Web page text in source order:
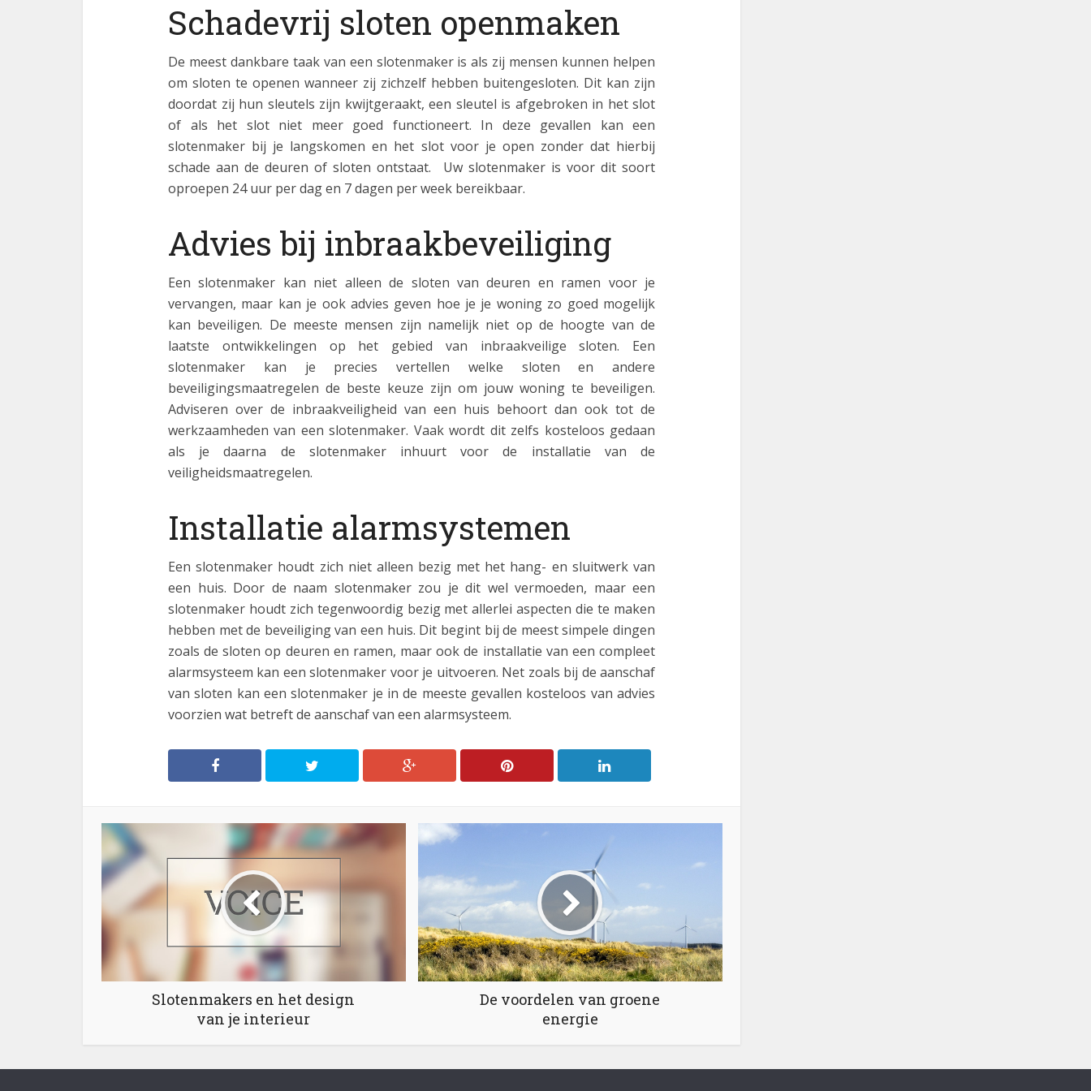
Schadevrij sloten openmaken
De meest dankbare taak van een slotenmaker is als zij mensen kunnen helpen
om sloten te openen wanneer zij zichzelf hebben buitengesloten. Dit kan zijn
doordat zij hun sleutels zijn kwijtgeraakt, een sleutel is afgebroken in het slot
of als het slot niet meer goed functioneert. In deze gevallen kan een
slotenmaker bij je langskomen en het slot voor je open zonder dat hierbij
schade aan de deuren of sloten ontstaat. Uw slotenmaker is voor dit soort
oproepen 24 uur per dag en 7 dagen per week bereikbaar.
Advies bij inbraakbeveiliging
Een slotenmaker kan niet alleen de sloten van deuren en ramen voor je
vervangen, maar kan je ook advies geven hoe je je woning zo goed mogelijk
kan beveiligen. De meeste mensen zijn namelijk niet op de hoogte van de
laatste ontwikkelingen op het gebied van inbraakveilige sloten. Een
slotenmaker kan je precies vertellen welke sloten en andere
beveiligingsmaatregelen de beste keuze zijn om jouw woning te beveiligen.
Adviseren over de inbraakveiligheid van een huis behoort dan ook tot de
werkzaamheden van een slotenmaker. Vaak wordt dit zelfs kosteloos gedaan
als je daarna de slotenmaker inhuurt voor de installatie van de
veiligheidsmaatregelen.
Installatie alarmsystemen
Een slotenmaker houdt zich niet alleen bezig met het hang- en sluitwerk van
een huis. Door de naam slotenmaker zou je dit wel vermoeden, maar een
slotenmaker houdt zich tegenwoordig bezig met allerlei aspecten die te maken
hebben met de beveiliging van een huis. Dit begint bij de meest simpele dingen
zoals de sloten op deuren en ramen, maar ook de installatie van een compleet
alarmsysteem kan een slotenmaker voor je uitvoeren. Net zoals bij de aanschaf
van sloten kan een slotenmaker je in de meeste gevallen kosteloos van advies
voorzien wat betreft de aanschaf van een alarmsysteem.
Slotenmakers en het design
van je interieur
De voordelen van groene
energie